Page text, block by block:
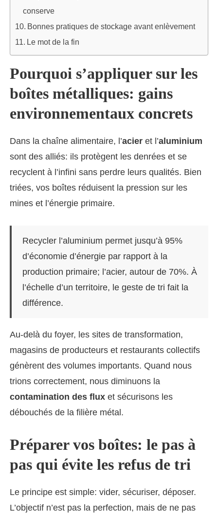
conserve
Bonnes pratiques de stockage avant enlèvement
Le mot de la fin
Pourquoi s’appliquer sur les
boîtes métalliques: gains
environnementaux concrets
Dans la chaîne alimentaire, l’acier et l’aluminium
sont des alliés: ils protègent les denrées et se
recyclent à l’infini sans perdre leurs qualités. Bien
triées, vos boîtes réduisent la pression sur les
mines et l’énergie primaire.
Recycler l’aluminium permet jusqu’à 95%
d’économie d’énergie par rapport à la
production primaire; l’acier, autour de 70%. À
l’échelle d’un territoire, le geste de tri fait la
différence.
Au-delà du foyer, les sites de transformation,
magasins de producteurs et restaurants collectifs
génèrent des volumes importants. Quand nous
trions correctement, nous diminuons la
contamination des flux et sécurisons les
débouchés de la filière métal.
Préparer vos boîtes: le pas à
pas qui évite les refus de tri
Le principe est simple: vider, sécuriser, déposer.
L’objectif n’est pas la perfection, mais de ne pas